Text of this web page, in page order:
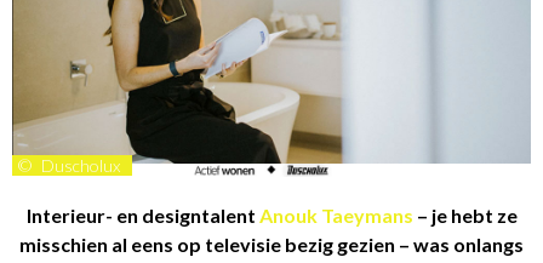
© Duscholux
Interieur- en designtalent Anouk Taeymans – je hebt ze
misschien al eens op televisie bezig gezien – was onlangs